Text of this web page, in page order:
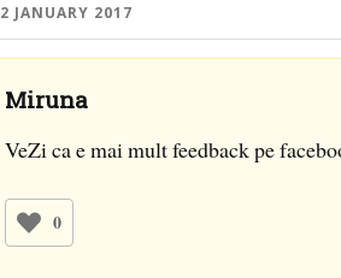
2 JANUARY 2017
Miruna
VeZi ca e mai mult feedback pe
0